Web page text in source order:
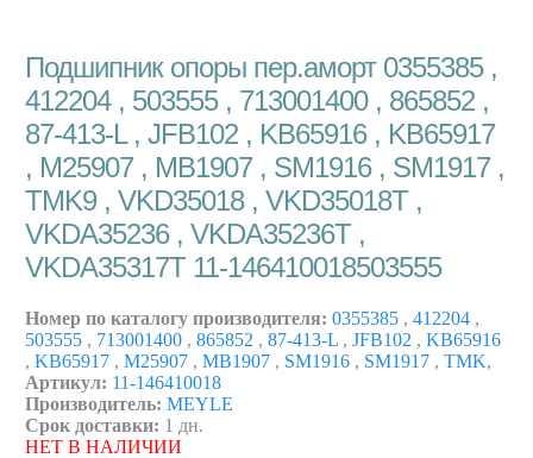
Подшипник опоры пер.аморт 0355385 ,
412204 , 503555 , 713001400 , 865852 ,
87-413-L , JFB102 , KB65916 , KB65917
, M25907 , MB1907 , SM1916 , SM1917 ,
TMK9 , VKD35018 , VKD35018T ,
VKDA35236 , VKDA35236T ,
VKDA35317T 11-146410018503555
Номер по каталогу производителя: 0355385 , 412204 ,
503555 , 713001400 , 865852 , 87-413-L , JFB102 , KB65916
, KB65917 , M25907 , MB1907 , SM1916 , SM1917 , TMK,
Артикул: 11-146410018
Производитель: MEYLE
Срок доставки: 1 дн.
НЕТ В НАЛИЧИИ